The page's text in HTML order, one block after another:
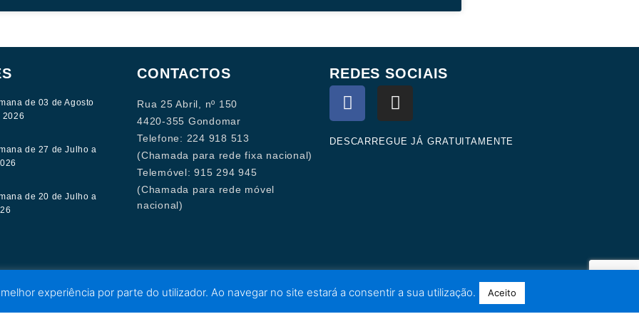
de 03 de Agosto
2026
de 27 de Julho a
de 20 de Julho a
CONTACTOS
Rua 25 Abril, nº 150
4420-355 Gondomar
Telefone: 224 918 513
(Chamada para rede fixa nacional)
Telemóvel: 915 294 945
(Chamada para rede móvel
nacional)
REDES SOCIAIS
F
a
c
e
I
n
s
t
DESCARREGUE JÁ GRATUITAMENTE
experiência por parte do utilizador. Ao navegar no site estará a consentir a sua utilização. Aceito